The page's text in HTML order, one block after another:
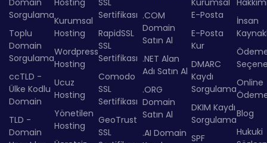
Sorgulama
Toplu
Domain
Sorgulama
ccTLD -
Ülke Kodlu
Domain
TLD -
Domain
Kurumsal
Hosting
Wordpress
Hosting
Ucuz
Hosting
Yönetilen
Hosting
Sertifikası
RapidSSL
SSL
Sertifikası
Comodo
SSL
Sertifikası
GeoTrust
SSL
.COM
Domain
Satın Al
.NET Alan
Adı Satın Al
.ORG
Domain
Satın Al
.AI Domain
E-Posta
E-Posta
Kur
DMARC
Kaydı
Sorgulama
DKIM Kaydı
Sorgulama
SPF
İnsan
Online
Blog
Hukuki